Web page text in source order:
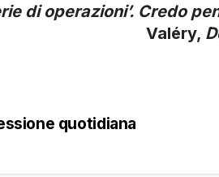
di operazioni’. Credo
Valéry,
quotidiana